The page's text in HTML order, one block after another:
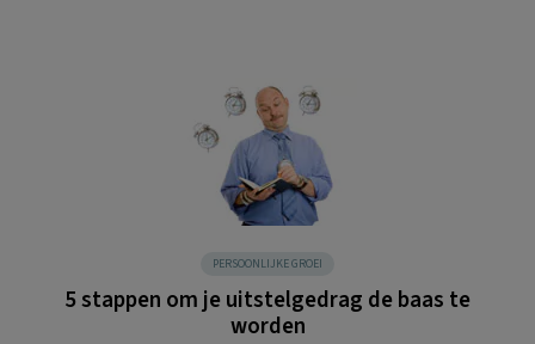
PERSOONLIJKE GROEI
5 stappen om je uitstelgedrag de baas te
worden